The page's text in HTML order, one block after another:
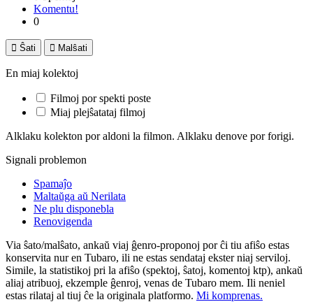
Komentu!
0
 Ŝati  Malŝati
En miaj kolektoj
Filmoj por spekti poste
Miaj plejŝatataj filmoj
Alklaku kolekton por aldoni la filmon. Alklaku denove por forigi.
Signali problemon
Spamaĵo
Maltaŭga aŭ Nerilata
Ne plu disponebla
Renovigenda
Via ŝato/malŝato, ankaŭ viaj ĝenro-proponoj por ĉi tiu afiŝo estas
konservita nur en Tubaro, ili ne estas sendataj ekster niaj serviloj.
Simile, la statistikoj pri la afiŝo (spektoj, ŝatoj, komentoj ktp), ankaŭ
aliaj atribuoj, ekzemple ĝenroj, venas de Tubaro mem. Ili neniel
estas rilataj al tiuj ĉe la originala platformo. Mi komprenas.